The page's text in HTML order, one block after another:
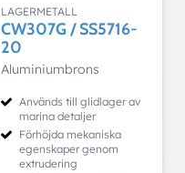
LAGERMETALL
CW307G / SS5716-
20
Aluminiumbrons
Används till glidlager av
marina detaljer
Förhöjda mekaniska
egenskaper genom
extrudering